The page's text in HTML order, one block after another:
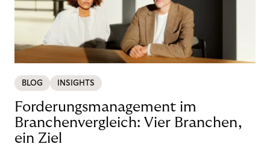
BLOG INSIGHTS
Forderungsmanagement im
Branchenvergleich: Vier Branchen,
ein Ziel